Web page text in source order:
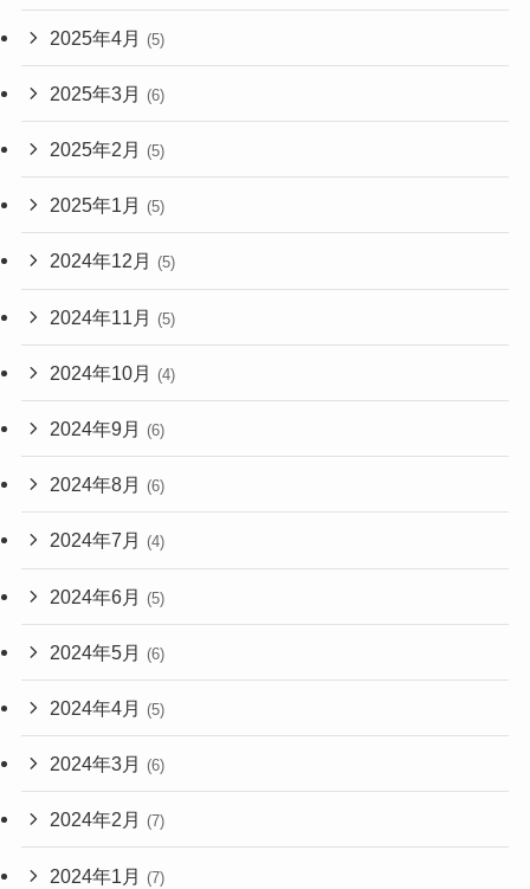
2025年4月 (5)
2025年3月 (6)
2025年2月 (5)
2025年1月 (5)
2024年12月 (5)
2024年11月 (5)
2024年10月 (4)
2024年9月 (6)
2024年8月 (6)
2024年7月 (4)
2024年6月 (5)
2024年5月 (6)
2024年4月 (5)
2024年3月 (6)
2024年2月 (7)
2024年1月 (7)